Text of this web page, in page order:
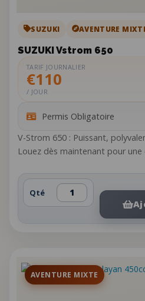
SUZUKI AVENTURE
SUZUKI Vstrom 650
TARIF JOURNALIER
€110
/ JOUR
Permis Obligatoire
V-Strom 650 : Puissant,
Louez dès maintenant pour
Qté
AVENTURE MIXTE